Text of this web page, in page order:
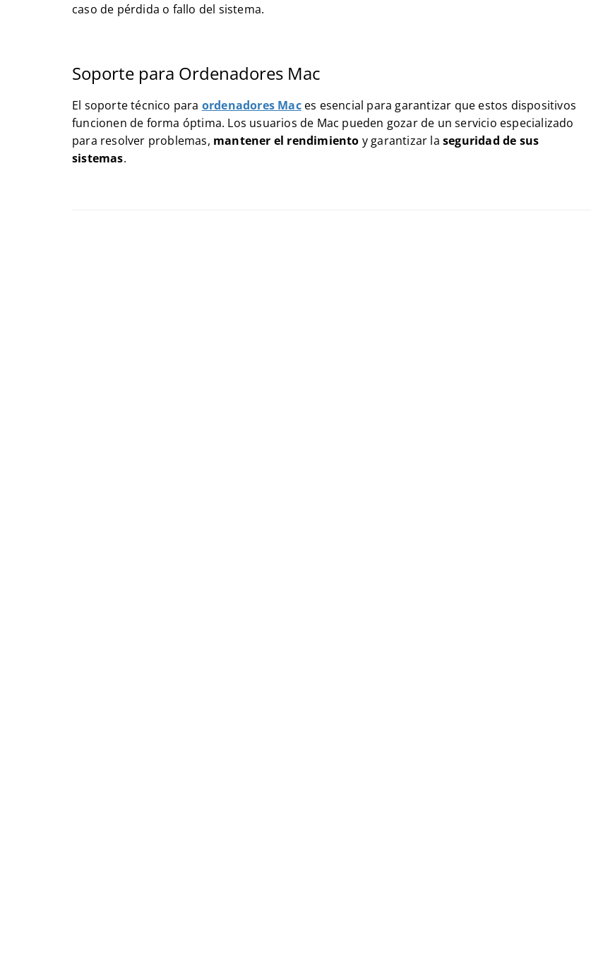
caso de pérdida o fallo del sistema.
Soporte para Ordenadores Mac
El soporte técnico para ordenadores Maces esencial para garantizar que estos dispositivos
funcionen de forma óptima. Los usuarios de Mac pueden gozar de un servicio especializado
para resolver problemas, mantener el rendimiento y garantizar laseguridad de sus
sistemas.